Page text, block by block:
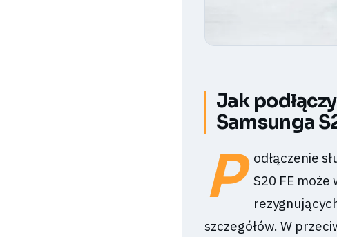
Jak
Samsunga
P
odłączenie
S20 FE
szczegółów. W